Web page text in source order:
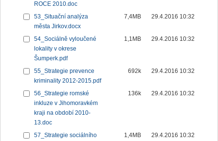
ROCE 2010.doc
53_Situační analýza
města Jirkov.docx
7,4MB 29.4.2016 10:32
54_Sociálně vyloučené
lokality v okrese
Šumperk.pdf
1,1MB 29.4.2016 10:32
55_Strategie prevence
kriminality 2012-2015.pdf
692k 29.4.2016 10:32
56_Strategie romské
inkluze v Jihomoravkém
kraji na období 2010-
13.doc
136k 29.4.2016 10:32
57_Strategie sociálního
1,4MB 29.4.2016 10:32